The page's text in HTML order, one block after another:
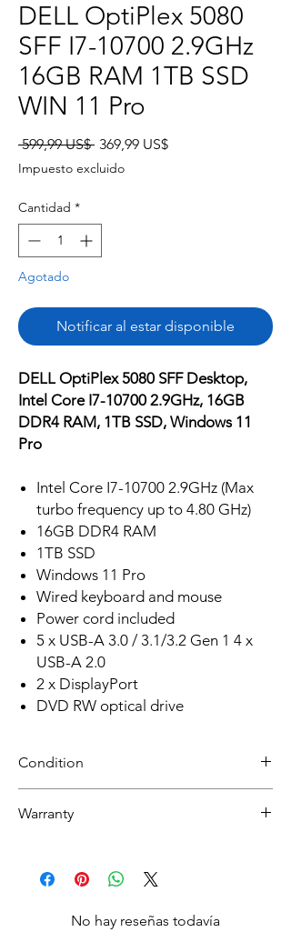
DELL OptiPlex 5080
SFF I7-10700 2.9GHz
16GB RAM 1TB SSD
WIN 11 Pro
599,99 US$ Precio
369,99 US$Precio
Impuesto excluido
Cantidad *
Agotado
Notificar al estar disponible
DELL OptiPlex 5080 SFF Desktop,
Intel Core I7-10700 2.9GHz, 16GB
DDR4 RAM, 1TB SSD, Windows 11
Pro
Intel Core I7-10700 2.9GHz (Max
turbo frequency up to 4.80 GHz)
16GB DDR4 RAM
1TB SSD
Windows 11 Pro
Wired keyboard and mouse
Power cord included
5 x USB-A 3.0 / 3.1/3.2 Gen 1 4 x
USB-A 2.0
2 x DisplayPort
DVD RW optical drive
Condition
Grade A: Item will have overall excellent to
others may have light scratches or other
Warranty
Start the return process within 30 days of
No hay reseñas todavía